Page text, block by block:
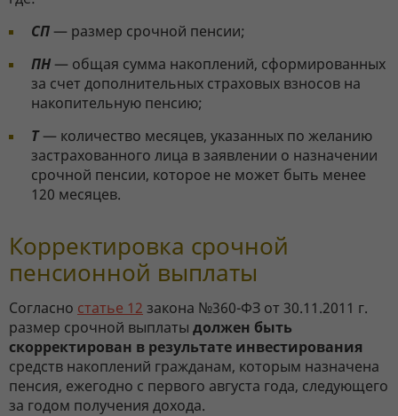
СП— размер срочной пенсии;
ПН— общая сумма накоплений, сформированных
за счет дополнительных страховых взносов на
накопительную пенсию;
Т— количество месяцев, указанных по желанию
застрахованного лица в заявлении о назначении
срочной пенсии, которое не может быть менее
120 месяцев.
Корректировка срочной
пенсионной выплаты
Согласно статье 12 закона №360-ФЗ от 30.11.2011 г.
размер срочной выплаты должен быть
скорректирован в результате инвестирования
средств накоплений гражданам, которым назначена
пенсия, ежегодно с первого августа года, следующего
за годом получения дохода.